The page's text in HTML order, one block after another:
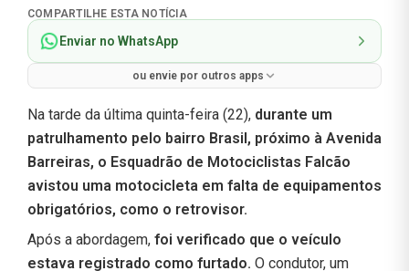
COMPARTILHE ESTA NOTÍCIA
Enviar no WhatsApp
ou envie por outros apps
Na tarde da última quinta-feira (22), durante um
patrulhamento pelo bairro Brasil, próximo à Avenida
Barreiras, o Esquadrão de Motociclistas Falcão
avistou uma motocicleta em falta de equipamentos
obrigatórios, como o retrovisor.
Após a abordagem, foi verificado que o veículo
estava registrado como furtado. O condutor, um